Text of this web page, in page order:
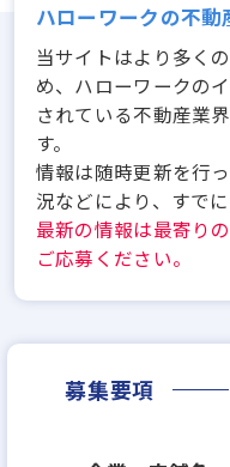
ハローワークの不
当サイトはより多く
め、ハローワークの
されている不動産業
す。
情報は随時更新を行
況などにより、すで
最新の情報は最寄り
ご応募ください。
募集要項